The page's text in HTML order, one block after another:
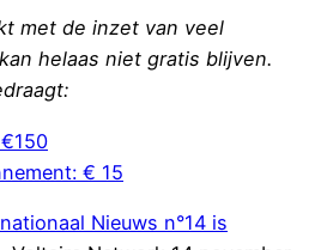
met de inzet van veel
helaas niet gratis blijven.
€ 15
Nieuws n°14 is